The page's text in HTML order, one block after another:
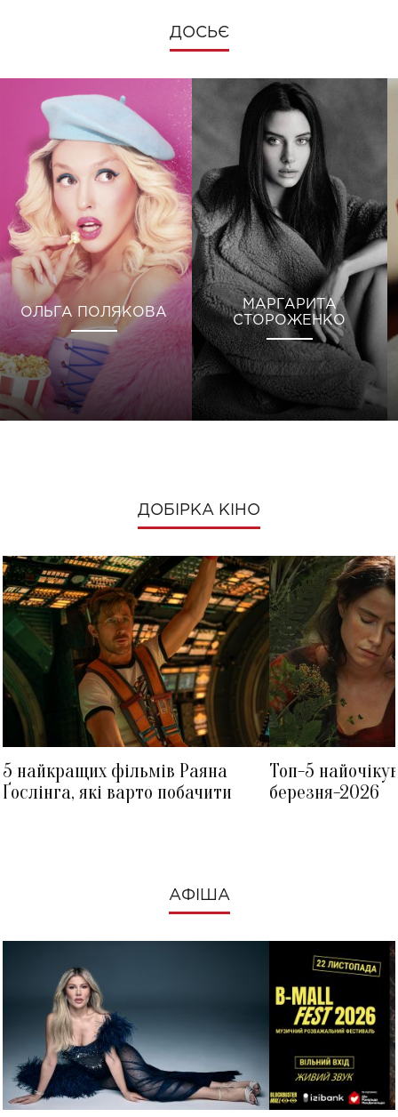
ДОСЬЄ
ОЛЬГА ПОЛЯКОВА
МАРГАРИТА
СТОРОЖЕНКО
ДОБІРКА КІНО
5 найкращих фільмів Раяна
Ґослінга, які варто побачити
Топ-5
березня-2026
АФІША